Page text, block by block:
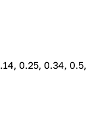
0.25, 0.34, 0.5,